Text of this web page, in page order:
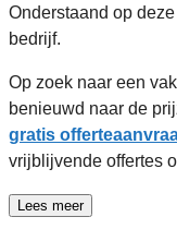
Onderstaand op
bedrijf.
Op zoek naar een
benieuwd naar de
gratis
vrijblijvende offertes
Lees meer